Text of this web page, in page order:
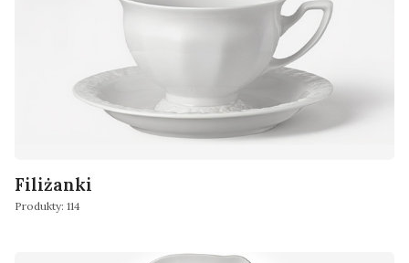
Filiżanki
Produkty: 114